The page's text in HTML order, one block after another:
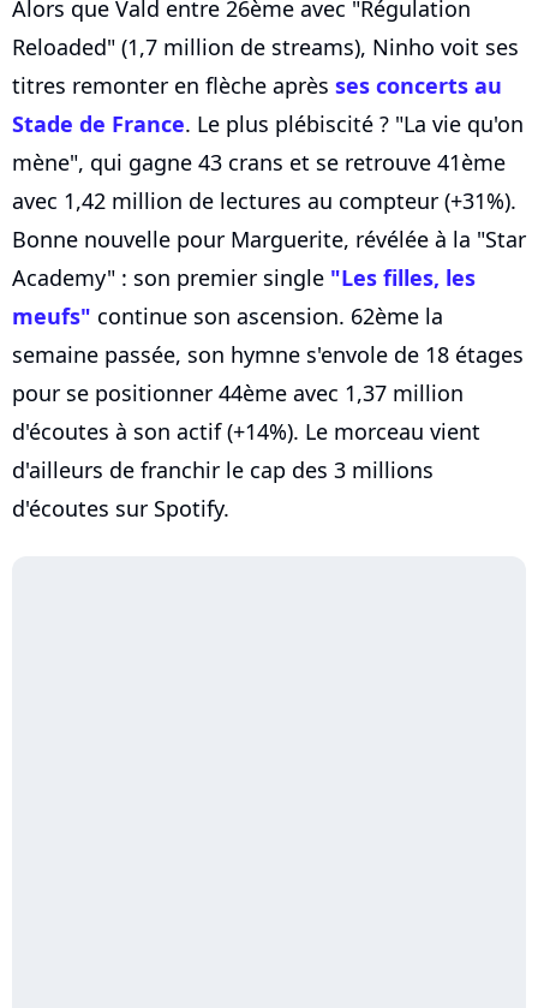
Alors que Vald entre 26ème avec "Régulation
Reloaded" (1,7 million de streams), Ninho voit ses
titres remonter en flèche après ses concerts au
Stade de France. Le plus plébiscité ? "La vie qu'on
mène", qui gagne 43 crans et se retrouve 41ème
avec 1,42 million de lectures au compteur (+31%).
Bonne nouvelle pour Marguerite, révélée à la "Star
Academy" : son premier single "Les filles, les
meufs" continue son ascension. 62ème la
semaine passée, son hymne s'envole de 18 étages
pour se positionner 44ème avec 1,37 million
d'écoutes à son actif (+14%). Le morceau vient
d'ailleurs de franchir le cap des 3 millions
d'écoutes sur Spotify.